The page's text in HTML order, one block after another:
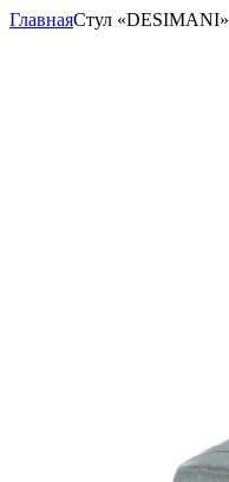
ГлавнаяСтул «DESIMANI»